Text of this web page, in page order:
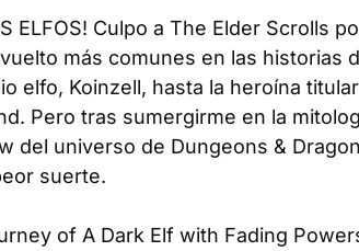
ELFOS! Culpo a The Elder Scrolls
más comunes en las historias
elfo, Koinzell, hasta la heroína
. Pero tras sumergirme en la
del universo de Dungeons &
suerte.
of A Dark Elf with Fading